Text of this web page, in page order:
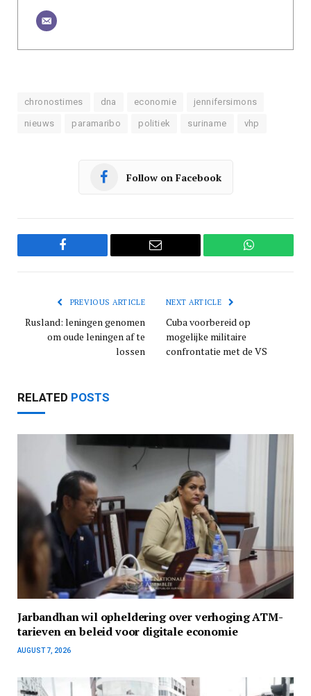
chronostimes dna economie jennifersimons
nieuws paramaribo politiek suriname vhp
Follow on Facebook
Facebook Email WhatsApp
PREVIOUS ARTICLE
Rusland: leningen genomen
om oude leningen af te
lossen
NEXT ARTICLE
Cuba voorbereid op
mogelijke militaire
confrontatie met de VS
RELATED POSTS
Jarbandhan wil opheldering over verhoging ATM-
tarieven en beleid voor digitale economie
AUGUST 7, 2026